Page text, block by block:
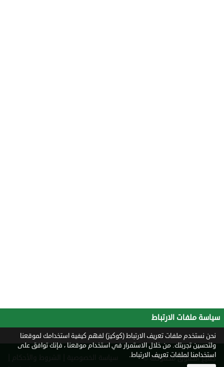
جميع الحقوق محفوظة ©
سياسة ملفات الارتباط
نحن نستخدم ملفات تعريف الارتباط (كوكيز) لفهم كيفية استخدامك لموقعنا
ولتحسين تجربتك. من خلال الاستمرار في استخدام موقعنا ، فإنك توافق على
استخدامنا لملفات تعريف الارتباط.